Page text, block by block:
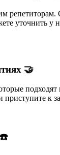
репетиторам.
уточнить у
🤝
приступите к
☎️